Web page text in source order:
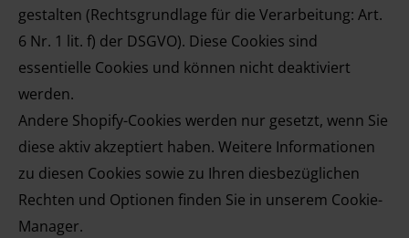
gestalten (Rechtsgrundlage für die Verarbeitung: Art.
6 Nr. 1 lit. f) der DSGVO). Diese Cookies sind
essentielle Cookies und können nicht deaktiviert
werden.
Andere Shopify-Cookies werden nur gesetzt, wenn Sie
diese aktiv akzeptiert haben. Weitere Informationen
zu diesen Cookies sowie zu Ihren diesbezüglichen
Rechten und Optionen finden Sie in unserem Cookie-
Manager.